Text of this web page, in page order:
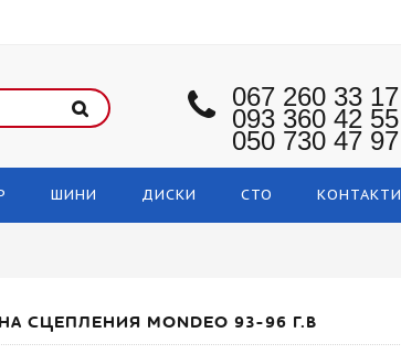
067 260 33 17
093 360 42 55
050 730 47 97
ШИНИ ДИСКИ СТО КОНТАКТИ
СЦЕПЛЕНИЯ MONDEO 93-96 Г.В